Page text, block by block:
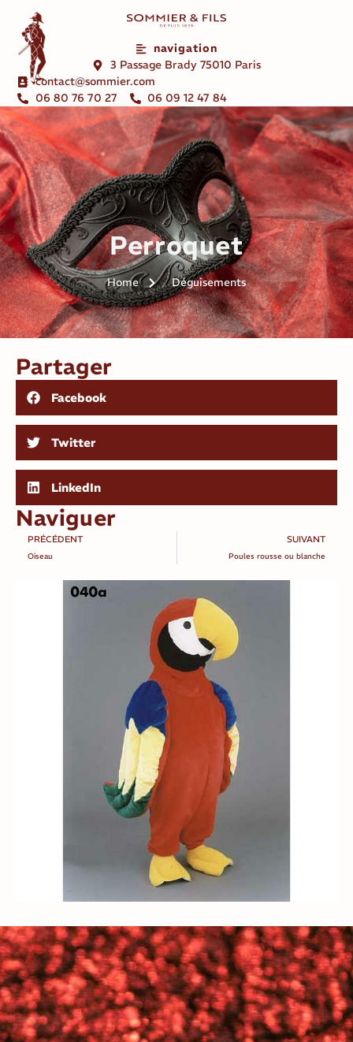
navigation
3 Passage Brady 75010 Paris
contact@sommier.com
06 80 76 70 27
06 09 12 47 84
Perroquet
Home Déguisements
Partager
Facebook
Twitter
LinkedIn
Naviguer
PRÉCÉDENT
Oiseau
SUIVANT
Poules rousse ou blanche